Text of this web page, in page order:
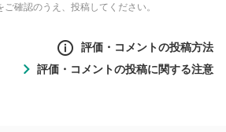
ご確認のうえ、投稿してください。
評価・コメントの投稿方法
評価・コメントの投稿に関する注意